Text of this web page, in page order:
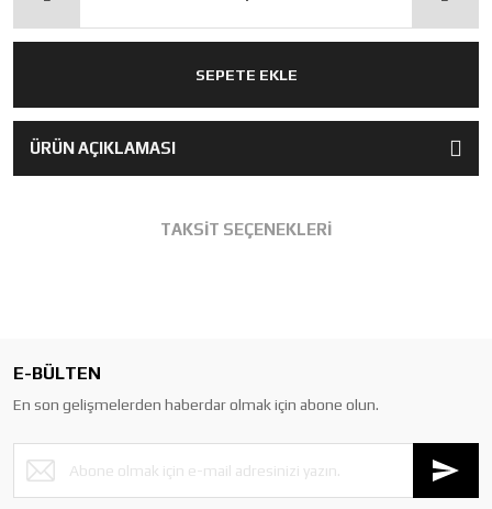
SEPETE EKLE
ÜRÜN AÇIKLAMASI
TAKSİT SEÇENEKLERİ
E-BÜLTEN
En son gelişmelerden haberdar olmak için abone olun.